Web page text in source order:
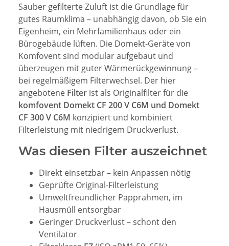
Sauber gefilterte Zuluft ist die Grundlage für
gutes Raumklima – unabhängig davon, ob Sie ein
Eigenheim, ein Mehrfamilienhaus oder ein
Bürogebäude lüften. Die Domekt-Geräte von
Komfovent sind modular aufgebaut und
überzeugen mit guter Wärmerückgewinnung –
bei regelmäßigem Filterwechsel. Der hier
angebotene Filter ist als Originalfilter für die
komfovent Domekt CF 200 V C6M und Domekt
CF 300 V C6M konzipiert und kombiniert
Filterleistung mit niedrigem Druckverlust.
Was diesen Filter auszeichnet
Direkt einsetzbar – kein Anpassen nötig
Geprüfte Original-Filterleistung
Umweltfreundlicher Papprahmen, im
Hausmüll entsorgbar
Geringer Druckverlust – schont den
Ventilator